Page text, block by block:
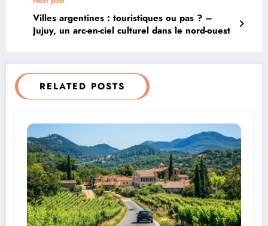
Villes argentines : touristiques ou pas ? –
Jujuy, un arc-en-ciel culturel dans le nord-ouest
RELATED POSTS